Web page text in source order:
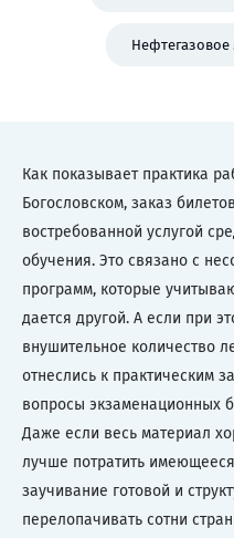
Как показывает практика
Богословском, заказ
востребованной услугой
обучения. Это связано с
программ, которые
дается другой. А если при
внушительное количество
отнеслись к практическим
вопросы экзаменационных
Даже если весь материал
лучше потратить
заучивание готовой и
перелопачивать сотни